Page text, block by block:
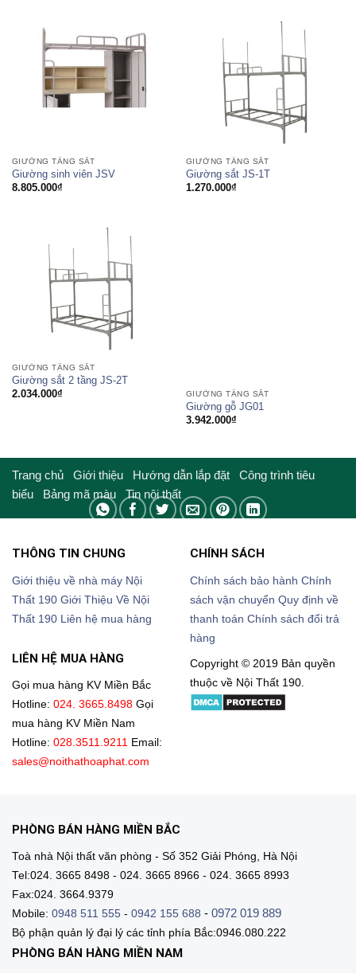
GIƯỜNG TẦNG SẮT
Giường sinh viên JSV
8.805.000₫
GIƯỜNG TẦNG SẮT
Giường sắt JS-1T
1.270.000₫
GIƯỜNG TẦNG SẮT
Giường sắt 2 tầng JS-2T
2.034.000₫ GIƯỜNG TẦNG SẮT
Giường gỗ JG01
3.942.000₫
Trang chủ Giới thiệu Hướng dẫn lắp đặt Công trình tiêu
biểu
Bảng mã màu Tin nội thất
THÔNG TIN CHUNG
Giới thiệu về nhà máy Nội
Thất 190 Giới Thiệu Về Nội
Thất 190 Liên hệ mua hàng
CHÍNH SÁCH
Chính sách bảo hành Chính
sách vận chuyển Quy định về
thanh toán Chính sách đổi trả
hàng
LIÊN HỆ MUA HÀNG
Gọi mua hàng KV Miền Bắc
Hotline: 024. 3665.8498 Gọi
mua hàng KV Miền Nam
Hotline: 028.3511.9211 Email:
sales@noithathoaphat.com
Copyright © 2019 Bản quyền
thuộc về Nội Thất 190.
PHÒNG BÁN HÀNG MIỀN BẮC
Toà nhà Nội thất văn phòng - Số 352 Giải Phóng, Hà Nội
Tel:024. 3665 8498 - 024. 3665 8966 - 024. 3665 8993
Fax:024. 3664.9379
Mobile: 0948 511 555 - 0942 155 688 - 0972 019 889
Bộ phận quản lý đại lý các tỉnh phía Bắc:0946.080.222
PHÒNG BÁN HÀNG MIỀN NAM